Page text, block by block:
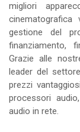
migliori
gestione del
finanziamento,
Grazie alle
leader del
prezzi
processori
audio in rete.